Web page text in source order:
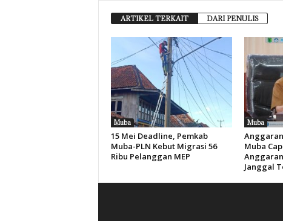
ARTIKEL TERKAIT DARI PENULIS
Muba
15 Mei Deadline, Pemkab
Muba-PLN Kebut Migrasi 56
Ribu Pelanggan MEP
Muba
Muba
Janggal